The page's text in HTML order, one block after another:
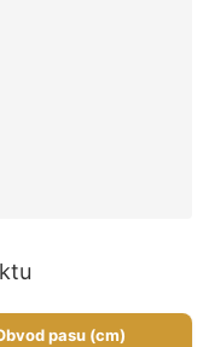
pasu (cm)